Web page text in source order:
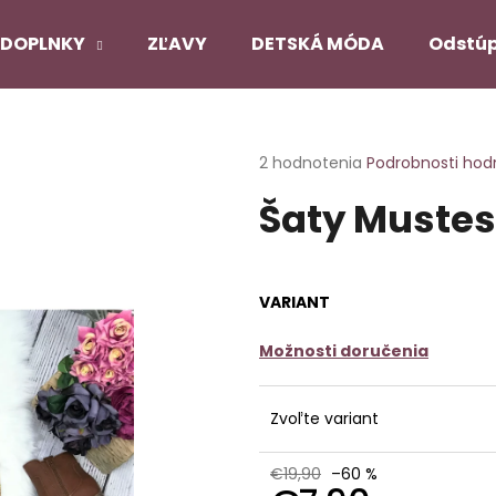
DOPLNKY ZĽAVY DETSKÁ MÓDA
Priemerné
produktu
je
hviezdičiek.
2 hodnotenia Podrobnosti
Šaty
VARIANT
Možnosti doručenia
Zvoľte variant
€19,90 –60 %
HĽADAŤ
Odporúčame
PANČUCHY NUENO
€12,90
ČIERNY
€22,90